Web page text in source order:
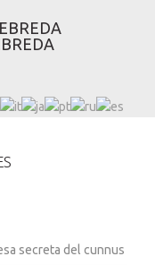
BREDA
secreta del cunnus